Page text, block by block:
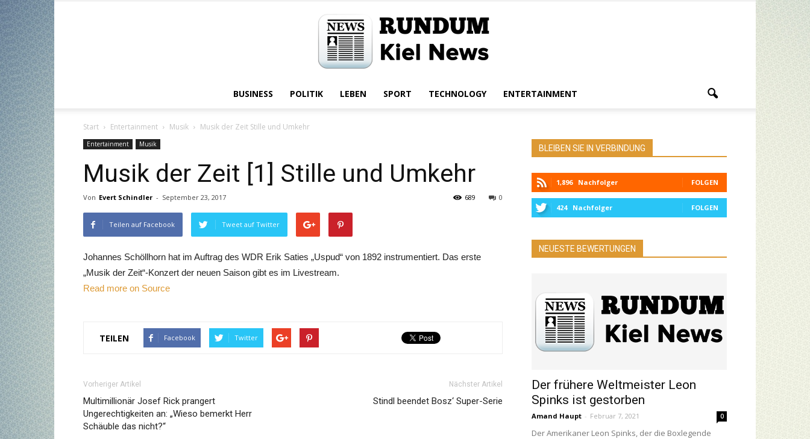
BUSINESS POLITIK LEBEN SPORT TECHNOLOGY ENTERTAINMENT
Start Entertainment Musik Musik der Zeit Stille und Umkehr
Entertainment Musik
Musik der Zeit [1] Stille und Umkehr
Von Evert Schindler - September 23, 2017 0
689
Teilen auf Facebook Tweet auf Twitter
Johannes Schöllhorn hat im Auftrag des WDR Erik Saties „Uspud“ von 1892 instrumentiert. Das erste
„Musik der Zeit“-Konzert der neuen Saison gibt es im Livestream.
Read more on Source
TEILEN Facebook Twitter
Vorheriger Artikel
Multimillionär Josef Rick prangert
Ungerechtigkeiten an: „Wieso bemerkt Herr
Schäuble das nicht?“
Nächster Artikel
Stindl beendet Bosz‘ Super-Serie
BLEIBEN SIE IN VERBINDUNG
1,896 Nachfolger FOLGEN
424 Nachfolger FOLGEN
NEUESTE BEWERTUNGEN
Der frühere Weltmeister Leon
Spinks ist gestorben
Amand Haupt - Februar 7, 2021 0
Der Amerikaner Leon Spinks, der die Boxlegende